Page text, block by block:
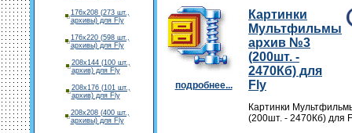
176х208 (273 шт.,
архивы) для Fly
176х220 (598 шт.,
архивы) для Fly
208х144 (100 шт.,
архив) для Fly
208х176 (101 шт.,
архив) для Fly
208х208 (400 шт.,
архивы) для Fly
подробнее...
Картинки
Мультфильмы
архив №3
(200шт. -
2470Кб) для
Fly
Картинки
(200шт. - 2470Кб) для